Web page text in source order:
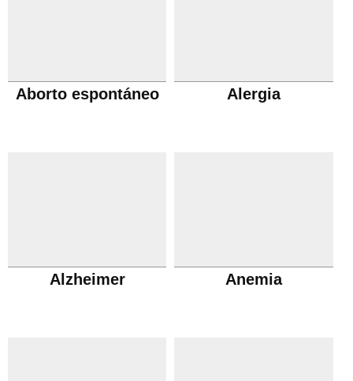
Aborto espontáneo Alergia
Alzheimer Anemia